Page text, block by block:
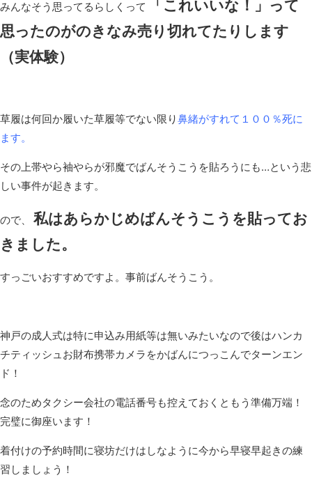
みんなそう思ってるらしくって
「これいいな！」って
思ったのがのきなみ売り切れてたりします
（実体験）
草履は何回か履いた草履等でない限り鼻緒がすれて１００％死に
ます。
その上帯やら袖やらが邪魔でばんそうこうを貼ろうにも…という悲
しい事件が起きます。
ので、
私はあらかじめばんそうこうを貼ってお
きました。
すっごいおすすめですよ。事前ばんそうこう。
神戸の成人式は特に申込み用紙等は無いみたいなので後はハンカ
チティッシュお財布携帯カメラをかばんにつっこんでターンエン
ド！
念のためタクシー会社の電話番号も控えておくともう準備万端！
完璧に御座います！
着付けの予約時間に寝坊だけはしなように今から早寝早起きの練
習しましょう！